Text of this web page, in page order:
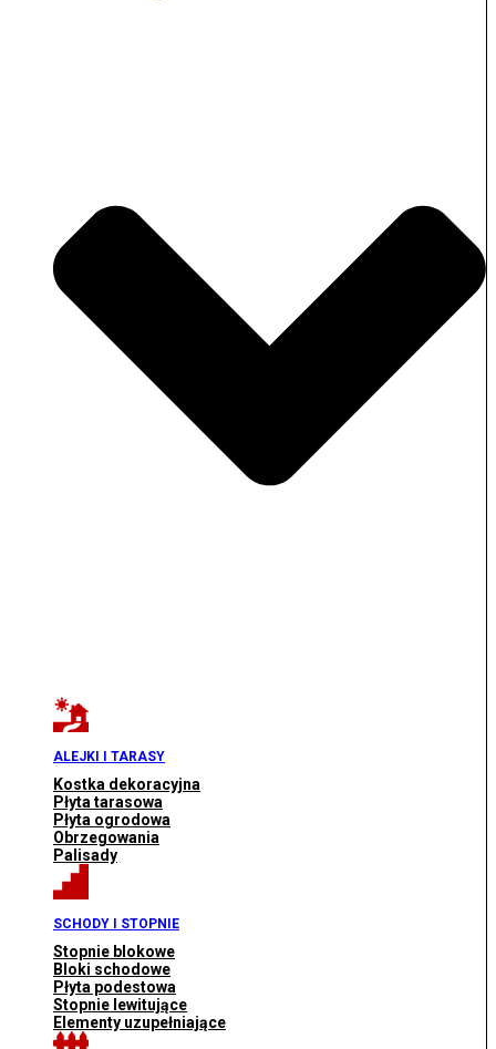
ALEJKI I TARASY
Kostka dekoracyjna
Płyta tarasowa
Płyta ogrodowa
Obrzegowania
Palisady
SCHODY I STOPNIE
Stopnie blokowe
Bloki schodowe
Płyta podestowa
Stopnie lewitujące
Elementy uzupełniające